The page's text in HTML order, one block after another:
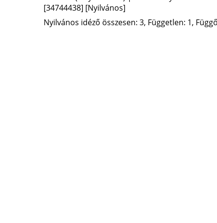
[34744438] [Nyilvános]
Nyilvános idéző összesen: 3, Független: 1,